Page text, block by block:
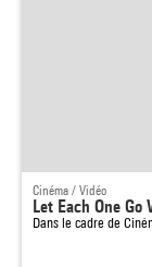
Cinéma / Vidéo
Let Each One Go
Dans le cadre de